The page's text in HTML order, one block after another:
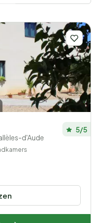
Roussillon heeft voor
d'Aude
5/5